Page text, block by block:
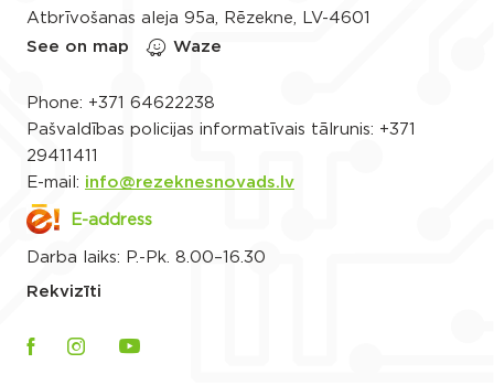
Atbrīvošanas aleja 95a, Rēzekne, LV-4601
See on map
Waze
Phone: +371 64622238
Pašvaldības policijas informatīvais tālrunis: +371
29411411
E-mail: info@rezeknesnovads.lv
E-address
Darba laiks: P.-Pk. 8.00–16.30
Rekvizīti